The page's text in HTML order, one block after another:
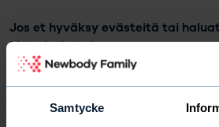
Samtycke
Jos et hyväksy evästeitä tai
historiatietosi
muuta selaimen asetuksia.
Tarkista oman selaimesi ohjeista,